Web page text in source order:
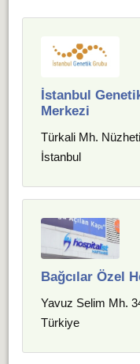
İstanbul
Merkezi
Türkali Mh.
İstanbul
Bağcılar Özel
Yavuz Selim Mh.
Türkiye